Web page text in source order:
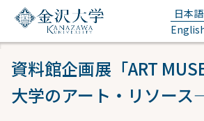
日本語
資料館企画展「ART
大学のアート・リソー